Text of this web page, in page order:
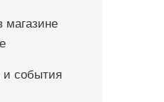
магазине
и события